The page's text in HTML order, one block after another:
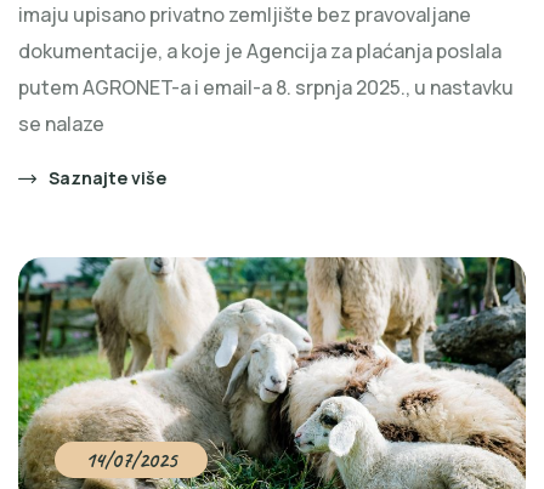
imaju upisano privatno zemljište bez pravovaljane
dokumentacije, a koje je Agencija za plaćanja poslala
putem AGRONET-a i email-a 8. srpnja 2025., u nastavku
se nalaze
Saznajte više
14/07/2025